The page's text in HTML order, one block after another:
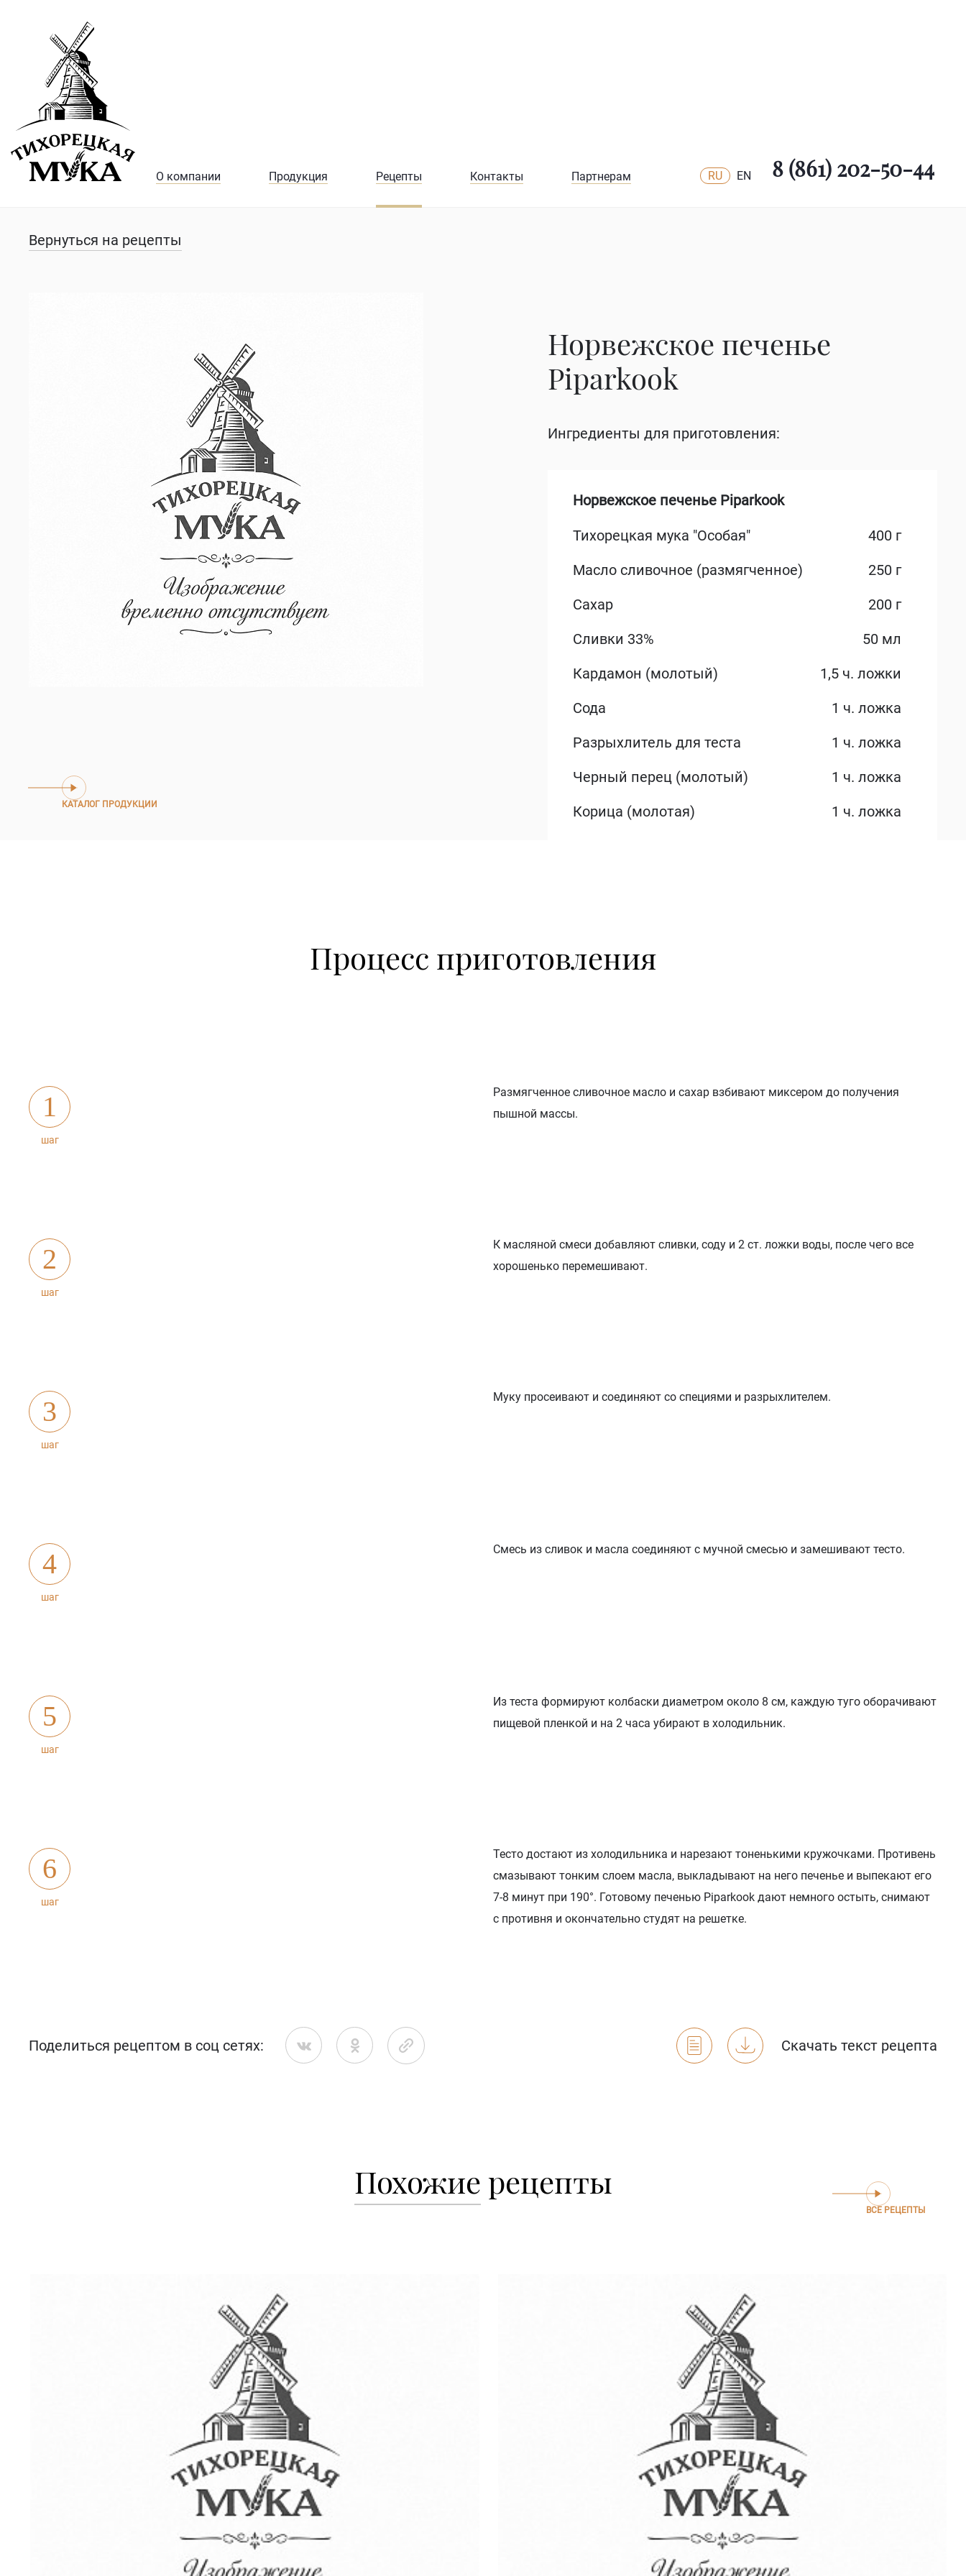
О компании Продукция Рецепты Контакты Партнерам RU EN 8 (861) 202-50-44
Вернуться на рецепты
КАТАЛОГ ПРОДУКЦИИ
Норвежское печенье
Piparkook
Ингредиенты для приготовления:
Норвежское печенье Piparkook
Тихорецкая мука "Особая"
400 г
Масло сливочное (размягченное)
250 г
Сахар
200 г
Сливки 33%
50 мл
Кардамон (молотый)
1,5 ч. ложки
Сода
1 ч. ложка
Разрыхлитель для теста
1 ч. ложка
Черный перец (молотый)
1 ч. ложка
Корица (молотая)
1 ч. ложка
Процесс приготовления
1
шаг
Размягченное сливочное масло и сахар взбивают миксером до получения
пышной массы.
2
шаг
К масляной смеси добавляют сливки, соду и 2 ст. ложки воды, после чего все
хорошенько перемешивают.
3
шаг
Муку просеивают и соединяют со специями и разрыхлителем.
4
шаг
Смесь из сливок и масла соединяют с мучной смесью и замешивают тесто.
5
шаг
Из теста формируют колбаски диаметром около 8 см, каждую туго оборачивают
пищевой пленкой и на 2 часа убирают в холодильник.
6
шаг
Тесто достают из холодильника и нарезают тоненькими кружочками. Противень
смазывают тонким слоем масла, выкладывают на него печенье и выпекают его
7-8 минут при 190°. Готовому печенью Piparkook дают немного остыть, снимают
с противня и окончательно студят на решетке.
Поделиться рецептом в соц сетях: Скачать текст рецепта
Похожие рецепты
ВСЕ РЕЦЕПТЫ